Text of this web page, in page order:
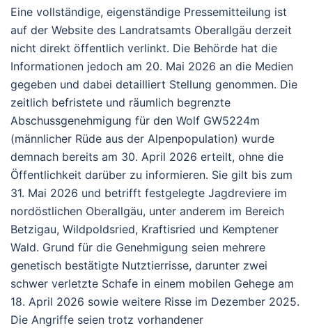
Eine vollständige, eigenständige Pressemitteilung ist
auf der Website des Landratsamts Oberallgäu derzeit
nicht direkt öffentlich verlinkt. Die Behörde hat die
Informationen jedoch am 20. Mai 2026 an die Medien
gegeben und dabei detailliert Stellung genommen. Die
zeitlich befristete und räumlich begrenzte
Abschussgenehmigung für den Wolf GW5224m
(männlicher Rüde aus der Alpenpopulation) wurde
demnach bereits am 30. April 2026 erteilt, ohne die
Öffentlichkeit darüber zu informieren. Sie gilt bis zum
31. Mai 2026 und betrifft festgelegte Jagdreviere im
nordöstlichen Oberallgäu, unter anderem im Bereich
Betzigau, Wildpoldsried, Kraftisried und Kemptener
Wald. Grund für die Genehmigung seien mehrere
genetisch bestätigte Nutztierrisse, darunter zwei
schwer verletzte Schafe in einem mobilen Gehege am
18. April 2026 sowie weitere Risse im Dezember 2025.
Die Angriffe seien trotz vorhandener